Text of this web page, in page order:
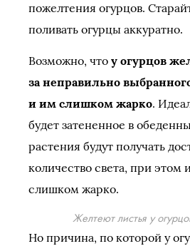
пожелтения огурцов.
поливать огурцы аккуратно.
Возможно, что у огурцов
за неправильно
и им слишком жарко.
будет затененное в
растения будут получать
количество света, при этом
слишком жарко.
Желтеют листья у
Но причина, по которой у